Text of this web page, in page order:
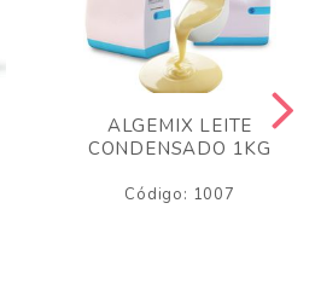
ALGEMIX LEITE
CONDENSADO 1KG
Código: 1007